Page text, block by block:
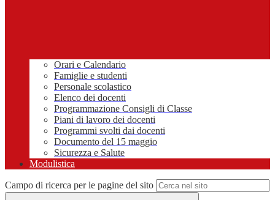
Orari e Calendario
Famiglie e studenti
Personale scolastico
Elenco dei docenti
Programmazione Consigli di Classe
Piani di lavoro dei docenti
Programmi svolti dai docenti
Documento del 15 maggio
Sicurezza e Salute
Modulistica
Campo di ricerca per le pagine del sito